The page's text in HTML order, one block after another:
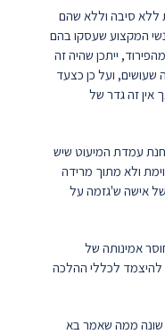
סיבה וללא שהם
המקצוע שעסקו בהם
ייתכן שהיה זה
ועל כן כצעד
אין זה גדר של
עמדת המיעוט שיש
ולא מתוך מרידה
של אישה ש'גזמה על
אמינותה של
לכללי ההלכה
שונה ממה שאמר בא